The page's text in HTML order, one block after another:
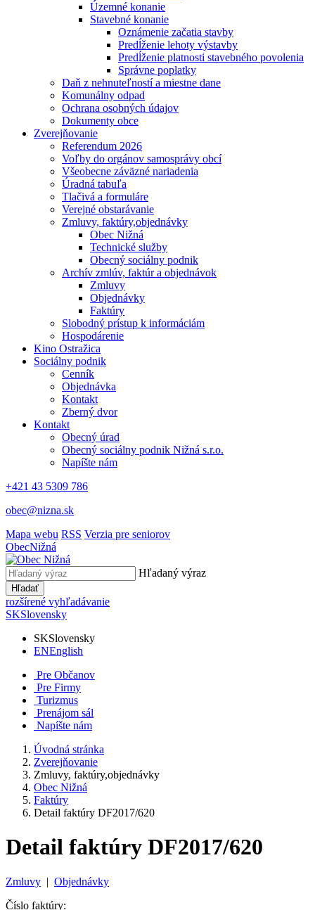
Územné konanie
Stavebné konanie
Oznámenie začatia stavby
Predĺženie lehoty výstavby
Predĺženie platnosti stavebného povolenia
Správne poplatky
Daň z nehnuteľností a miestne dane
Komunálny odpad
Ochrana osobných údajov
Dokumenty obce
Zverejňovanie
Referendum 2026
Voľby do orgánov samosprávy obcí
Všeobecne záväzné nariadenia
Úradná tabuľa
Tlačivá a formuláre
Verejné obstarávanie
Zmluvy, faktúry,objednávky
Obec Nižná
Technické služby
Obecný sociálny podnik
Archív zmlúv, faktúr a objednávok
Zmluvy
Objednávky
Faktúry
Slobodný prístup k informáciám
Hospodárenie
Kino Ostražica
Sociálny podnik
Cenník
Objednávka
Kontakt
Zberný dvor
Kontakt
Obecný úrad
Obecný sociálny podnik Nižná s.r.o.
Napíšte nám
+421 43 5309 786
obec@nizna.sk
Mapa webu RSS Verzia pre seniorov
ObecNižná
Hľadaný výraz
Hľadať
rozšírené vyhľadávanie
SKSlovensky
SKSlovensky
ENEnglish
Pre Občanov
Pre Firmy
Turizmus
Prenájom sál
Napíšte nám
Úvodná stránka
Zverejňovanie
Zmluvy, faktúry,objednávky
Obec Nižná
Faktúry
Detail faktúry DF2017/620
Detail faktúry DF2017/620
Zmluvy | Objednávky
Číslo faktúry: